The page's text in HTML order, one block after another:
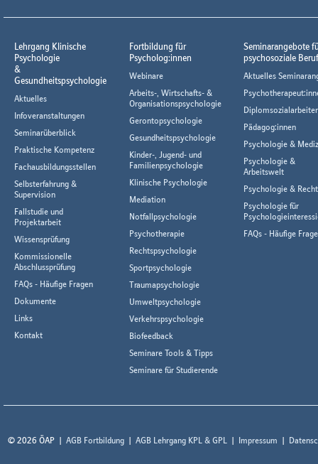
Lehrgang Klinische
Psychologie
&
Gesundheitspsychologie
Aktuelles
Infoveranstaltungen
Seminarüberblick
Praktische Kompetenz
Fachausbildungsstellen
Selbsterfahrung &
Supervision
Fallstudie und
Projektarbeit
Wissensprüfung
Kommissionelle
Abschlussprüfung
FAQs - Häufige Fragen
Dokumente
Links
Kontakt
Fortbildung für
Psycholog:innen
Webinare
Arbeits-, Wirtschafts- &
Organisationspsychologie
Gerontopsychologie
Gesundheitspsychologie
Kinder-, Jugend- und
Familienpsychologie
Klinische Psychologie
Mediation
Notfallpsychologie
Psychotherapie
Rechtspsychologie
Sportpsychologie
Traumapsychologie
Umweltpsychologie
Verkehrspsychologie
Biofeedback
Seminare Tools & Tipps
Seminare für Studierende
Seminarangebote
psychosoziale
Aktuelles
Pädagog:innen
Psychologie &
Psychologie &
Arbeitswelt
Psychologie & Recht
Psychologie für
FAQs - Häufige
© 2026 ÖAP AGB Fortbildung AGB Lehrgang KPL & GPL Impressum